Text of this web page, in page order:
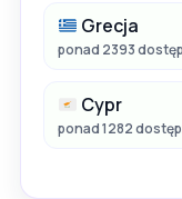
Grecja
ponad 2393
Cypr
ponad 1282